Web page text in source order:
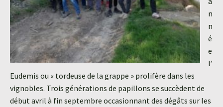
n
n
é
e
l’
Eudemis ou « tordeuse de la grappe » prolifère dans les
vignobles. Trois générations de papillons se succèdent de
début avril à fin septembre occasionnant des dégâts sur les